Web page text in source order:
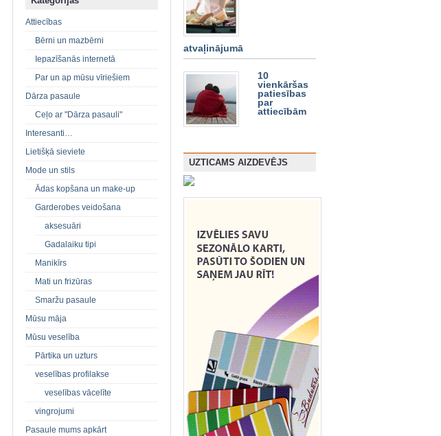
Attiecības
Bērni un mazbērni
Iepazīšanās internetā
Par un ap mūsu vīriešiem
Dārza pasaule
Ceļo ar "Dārza pasauli"
Interesanti…
Lietišķā sieviete
Mode un stils
Ādas kopšana un make-up
Garderobes veidošana
aksesuāri
Gadalaiku tipi
Manikīrs
Mati un frizūras
Smaržu pasaule
Mūsu māja
Mūsu veselība
Pārtika un uzturs
veselības profilakse
veselības vācelīte
vingrojumi
Pasaule mums apkārt
atvaļinājumā
10
vienkāršas
patiesības
par
attiecībām
UZTICAMS AIZDEVĒJS